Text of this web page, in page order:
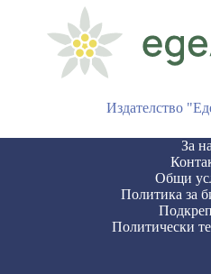
Издателство
За
Общи
Политика за
Политически